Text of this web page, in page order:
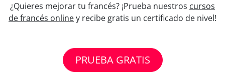
¿Quieres mejorar tu francés? ¡Prueba nuestros cursos
de francés onliney recibe gratis un certificado de nivel!
PRUEBA GRATIS